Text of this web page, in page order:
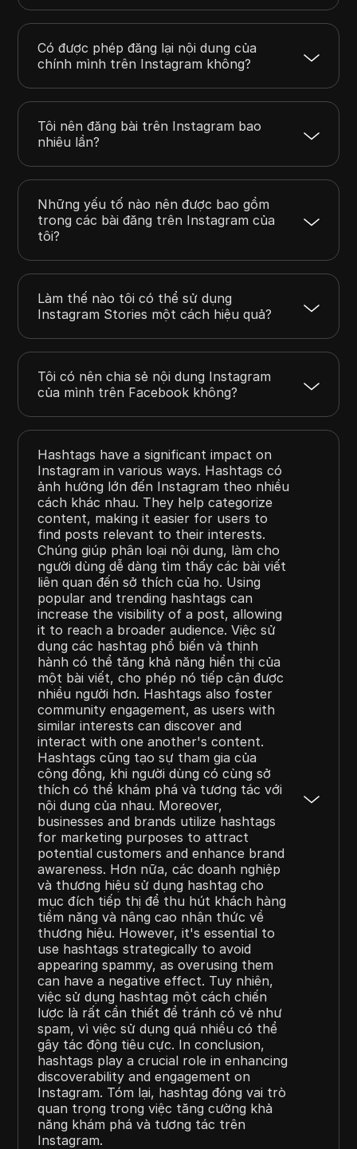
Có được phép đăng lại nội dung của
chính mình trên Instagram không?
Tôi nên đăng bài trên Instagram bao
nhiêu lần?
Những yếu tố nào nên được bao gồm
trong các bài đăng trên Instagram của
tôi?
Làm thế nào tôi có thể sử dụng
Instagram Stories một cách hiệu quả?
Tôi có nên chia sẻ nội dung Instagram
của mình trên Facebook không?
Hashtags have a significant impact on
Instagram in various ways. Hashtags có
ảnh hưởng lớn đến Instagram theo nhiều
cách khác nhau. They help categorize
content, making it easier for users to
find posts relevant to their interests.
Chúng giúp phân loại nội dung, làm cho
người dùng dễ dàng tìm thấy các bài viết
liên quan đến sở thích của họ. Using
popular and trending hashtags can
increase the visibility of a post, allowing
it to reach a broader audience. Việc sử
dụng các hashtag phổ biến và thịnh
hành có thể tăng khả năng hiển thị của
một bài viết, cho phép nó tiếp cận được
nhiều người hơn. Hashtags also foster
community engagement, as users with
similar interests can discover and
interact with one another's content.
Hashtags cũng tạo sự tham gia của
cộng đồng, khi người dùng có cùng sở
thích có thể khám phá và tương tác với
nội dung của nhau. Moreover,
businesses and brands utilize hashtags
for marketing purposes to attract
potential customers and enhance brand
awareness. Hơn nữa, các doanh nghiệp
và thương hiệu sử dụng hashtag cho
mục đích tiếp thị để thu hút khách hàng
tiềm năng và nâng cao nhận thức về
thương hiệu. However, it's essential to
use hashtags strategically to avoid
appearing spammy, as overusing them
can have a negative effect. Tuy nhiên,
việc sử dụng hashtag một cách chiến
lược là rất cần thiết để tránh có vẻ như
spam, vì việc sử dụng quá nhiều có thể
gây tác động tiêu cực. In conclusion,
hashtags play a crucial role in enhancing
discoverability and engagement on
Instagram. Tóm lại, hashtag đóng vai trò
quan trọng trong việc tăng cường khả
năng khám phá và tương tác trên
Instagram.